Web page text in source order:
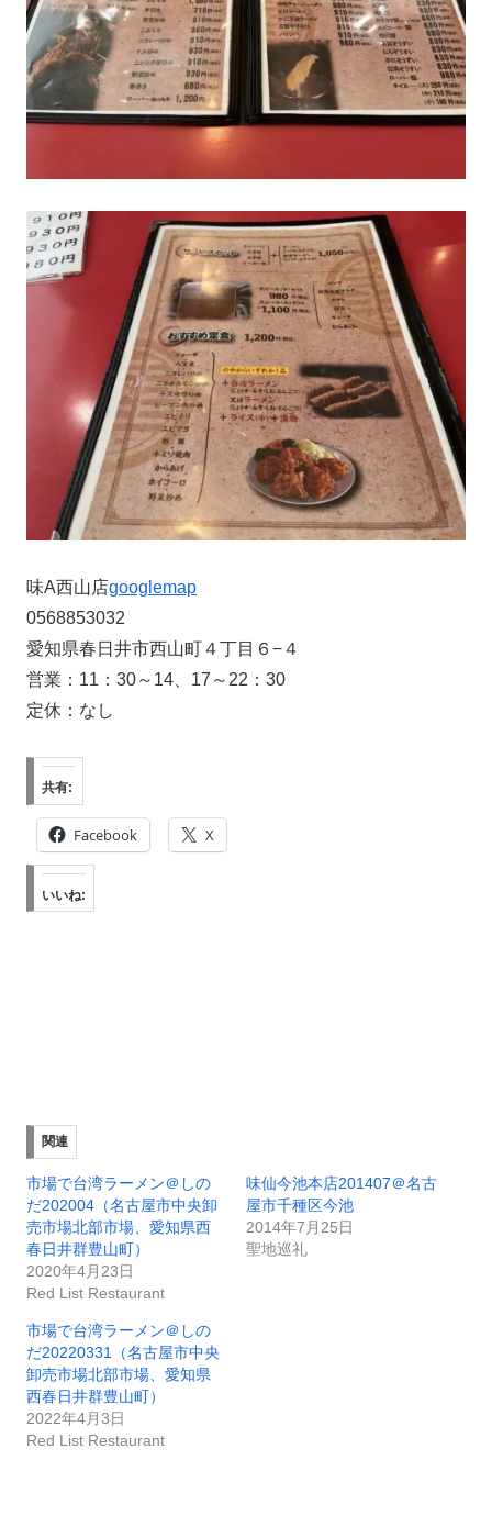
味A西山店googlemap
0568853032
愛知県春日井市西山町４丁目６−４
営業：11：30～14、17～22：30
定休：なし
共有:
Facebook X
いいね:
関連
市場で台湾ラーメン＠しの
だ202004（名古屋市中央卸
売市場北部市場、愛知県西
春日井群豊山町）
2020年4月23日
Red List Restaurant
味仙今池本店201407＠名古
屋市千種区今池
2014年7月25日
聖地巡礼
市場で台湾ラーメン＠しの
だ20220331（名古屋市中央
卸売市場北部市場、愛知県
西春日井群豊山町）
2022年4月3日
Red List Restaurant